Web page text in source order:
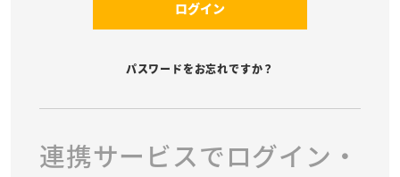
ログイン
パスワードをお忘れですか？
連携サービスでログイン・